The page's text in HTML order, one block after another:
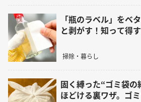
「瓶のラベル」をベ
と剥がす！知って得
掃除・暮らし
固く縛った“ゴミ袋
ほどける裏ワザ。ゴ